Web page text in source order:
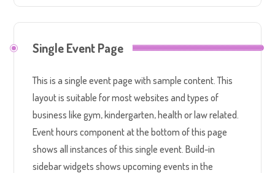
Single Event Page
This is a single event page with sample content. This
layout is suitable for most websites and types of
business like gym, kindergarten, health or law related.
Event hours component at the bottom of this page
shows all instances of this single event. Build-in
sidebar widgets shows upcoming events in the